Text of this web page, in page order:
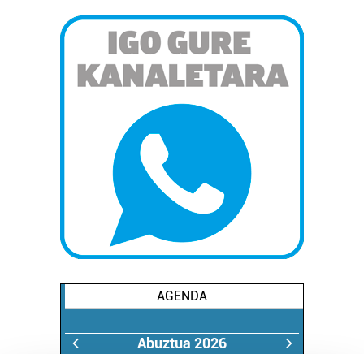
AGENDA
Abuztua 2026